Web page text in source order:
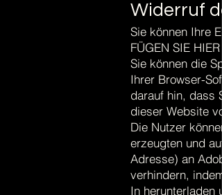
Widerruf
Sie können Ihre
FÜGEN SIE
Sie können die
Ihrer Browser-
darauf hin, dass
dieser Website
Die Nutzer
erzeugten und
Adresse) an
verhindern,
In herunterladen